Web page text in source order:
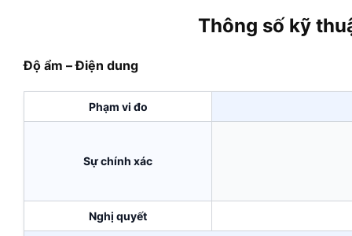
Thông số kỹ
Độ ẩm – Điện dung
Phạm vi đo
Sự chính xác
Nghị quyết